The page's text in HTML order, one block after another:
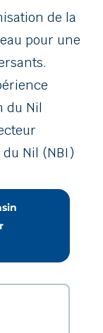
de la
pour une
du Nil
Nil (NBI)